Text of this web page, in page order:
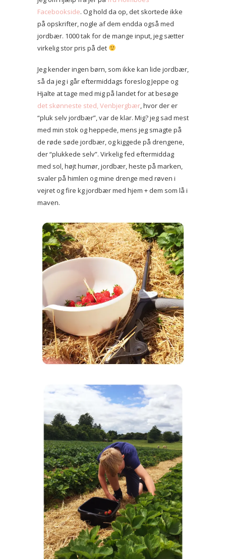
Facebookside. Og hold da op, det skortede ikke
på opskrifter, nogle af dem endda også med
jordbær. 1000 tak for de mange input, jeg sætter
virkelig stor pris på det
Jeg kender ingen børn, som ikke kan lide jordbær,
så da jeg i går eftermiddags foreslog Jeppe og
Hjalte at tage med mig på landet for at besøge
det skønneste sted, Venbjergbær , hvor der er
“pluk selv jordbær”, var de klar. Mig? jeg sad mest
med min stok og heppede, mens jeg smagte på
de røde søde jordbær, og kiggede på drengene,
der “plukkede selv”. Virkelig fed eftermiddag
med sol, højt humør, jordbær, heste på marken,
svaler på himlen og mine drenge med røven i
vejret og fire kg jordbær med hjem + dem som lå i
maven.